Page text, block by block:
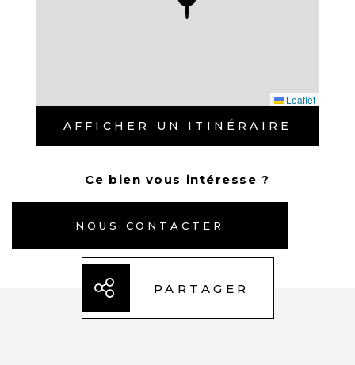
Leaflet
AFFICHER UN ITINÉRAIRE
Ce bien vous intéresse ?
NOUS CONTACTER
PARTAGER